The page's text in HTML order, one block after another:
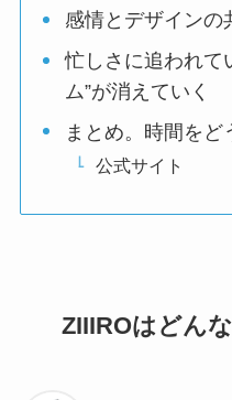
感情とデザインの
忙しさに追われて
ム”が消えていく
まとめ。時間を
公式サイト
ZIIIROはどん